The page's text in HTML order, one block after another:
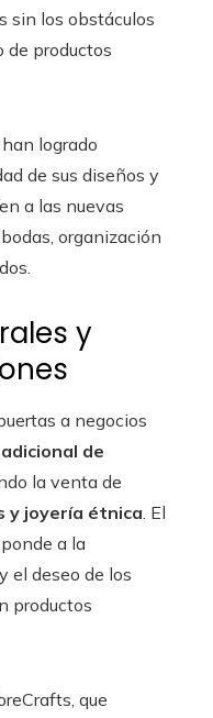
sin los obstáculos
de productos
logrado
de sus diseños y
a las nuevas
organización
y
a negocios
de
la venta de
y joyería étnica. El
a la
el deseo de los
productos
que